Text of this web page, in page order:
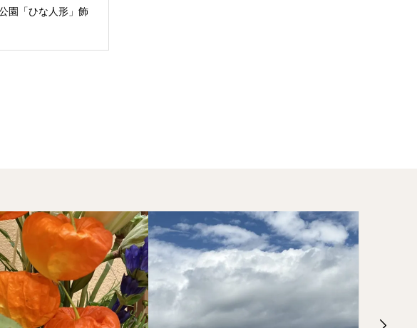
園「ひな人形」飾